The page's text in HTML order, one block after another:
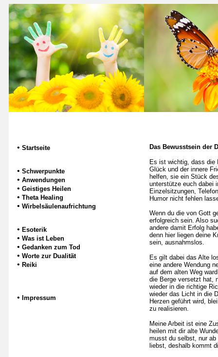
• Startseite
• Schwerpunkte
• Anwendungen
• Geistiges Heilen
• Theta Healing
• Wirbelsäulenaufrichtung
• Esoterik
• Was ist Leben
• Gedanken zum Tod
• Worte zur Dualität
• Reiki
• Impressum
Das Bewusstsein der
Es ist wichtig, dass die
Glück und der innere
helfen, sie ein Stück
unterstütze euch dabei
Einzelsitzungen,
Humor nicht fehlen
Wenn du die von Gott
erfolgreich sein. Also
andere damit Erfolg
denn hier liegen deine
sein, ausnahmslos.
Es gilt dabei das Alte
eine andere Wendung
auf dem alten Weg
die Berge versetzt hat,
wieder in die richtige
wieder das Licht in die
Herzen geführt wird,
zu realisieren.
Meine Arbeit ist eine
heilen mit dir alte
musst du selbst, nur
liebst, deshalb kommt